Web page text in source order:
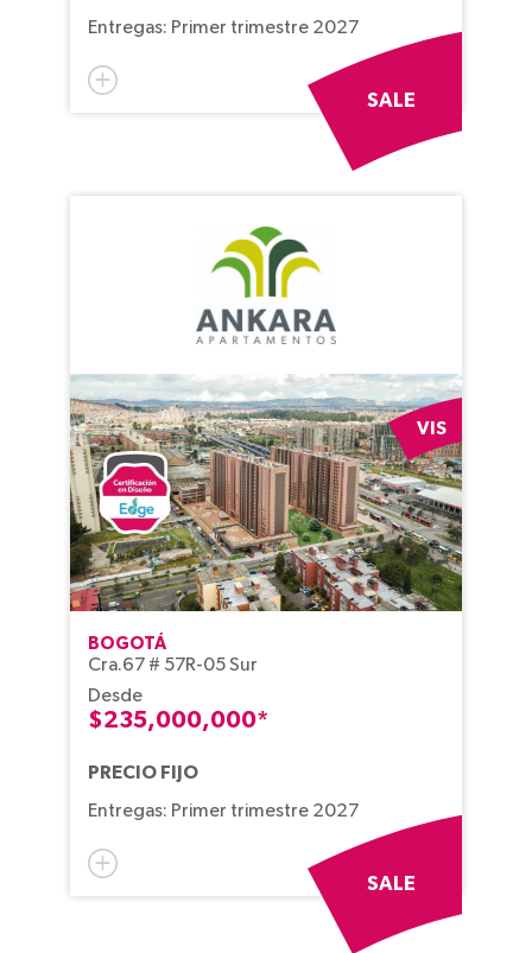
Entregas: Primer trimestre 2027
SALE
VIS
BOGOTÁ
Cra.67 # 57R-05 Sur
Desde
$235,000,000*
PRECIO FIJO
Entregas: Primer trimestre 2027
SALE